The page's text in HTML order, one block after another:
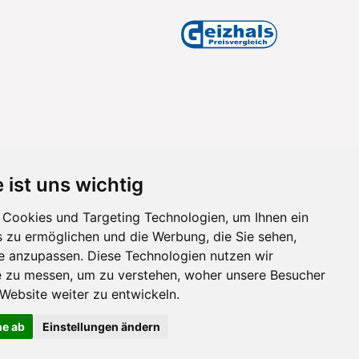
ist uns wichtig
und Targeting Technologien, um Ihnen ein
ermöglichen und die Werbung, die Sie sehen,
anzupassen. Diese Technologien nutzen wir
messen, um zu verstehen, woher unsere Besucher
weiter zu entwickeln.
ab Einstellungen ändern